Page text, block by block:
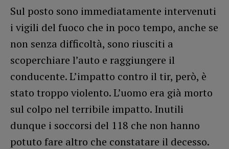
Sul posto sono immediatamente intervenuti
i vigili del fuoco che in poco tempo, anche se
non senza difficoltà, sono riusciti a
scoperchiare l’auto e raggiungere il
conducente. L’impatto contro il tir, però, è
stato troppo violento. L’uomo era già morto
sul colpo nel terribile impatto. Inutili
dunque i soccorsi del 118 che non hanno
potuto fare altro che constatare il decesso.